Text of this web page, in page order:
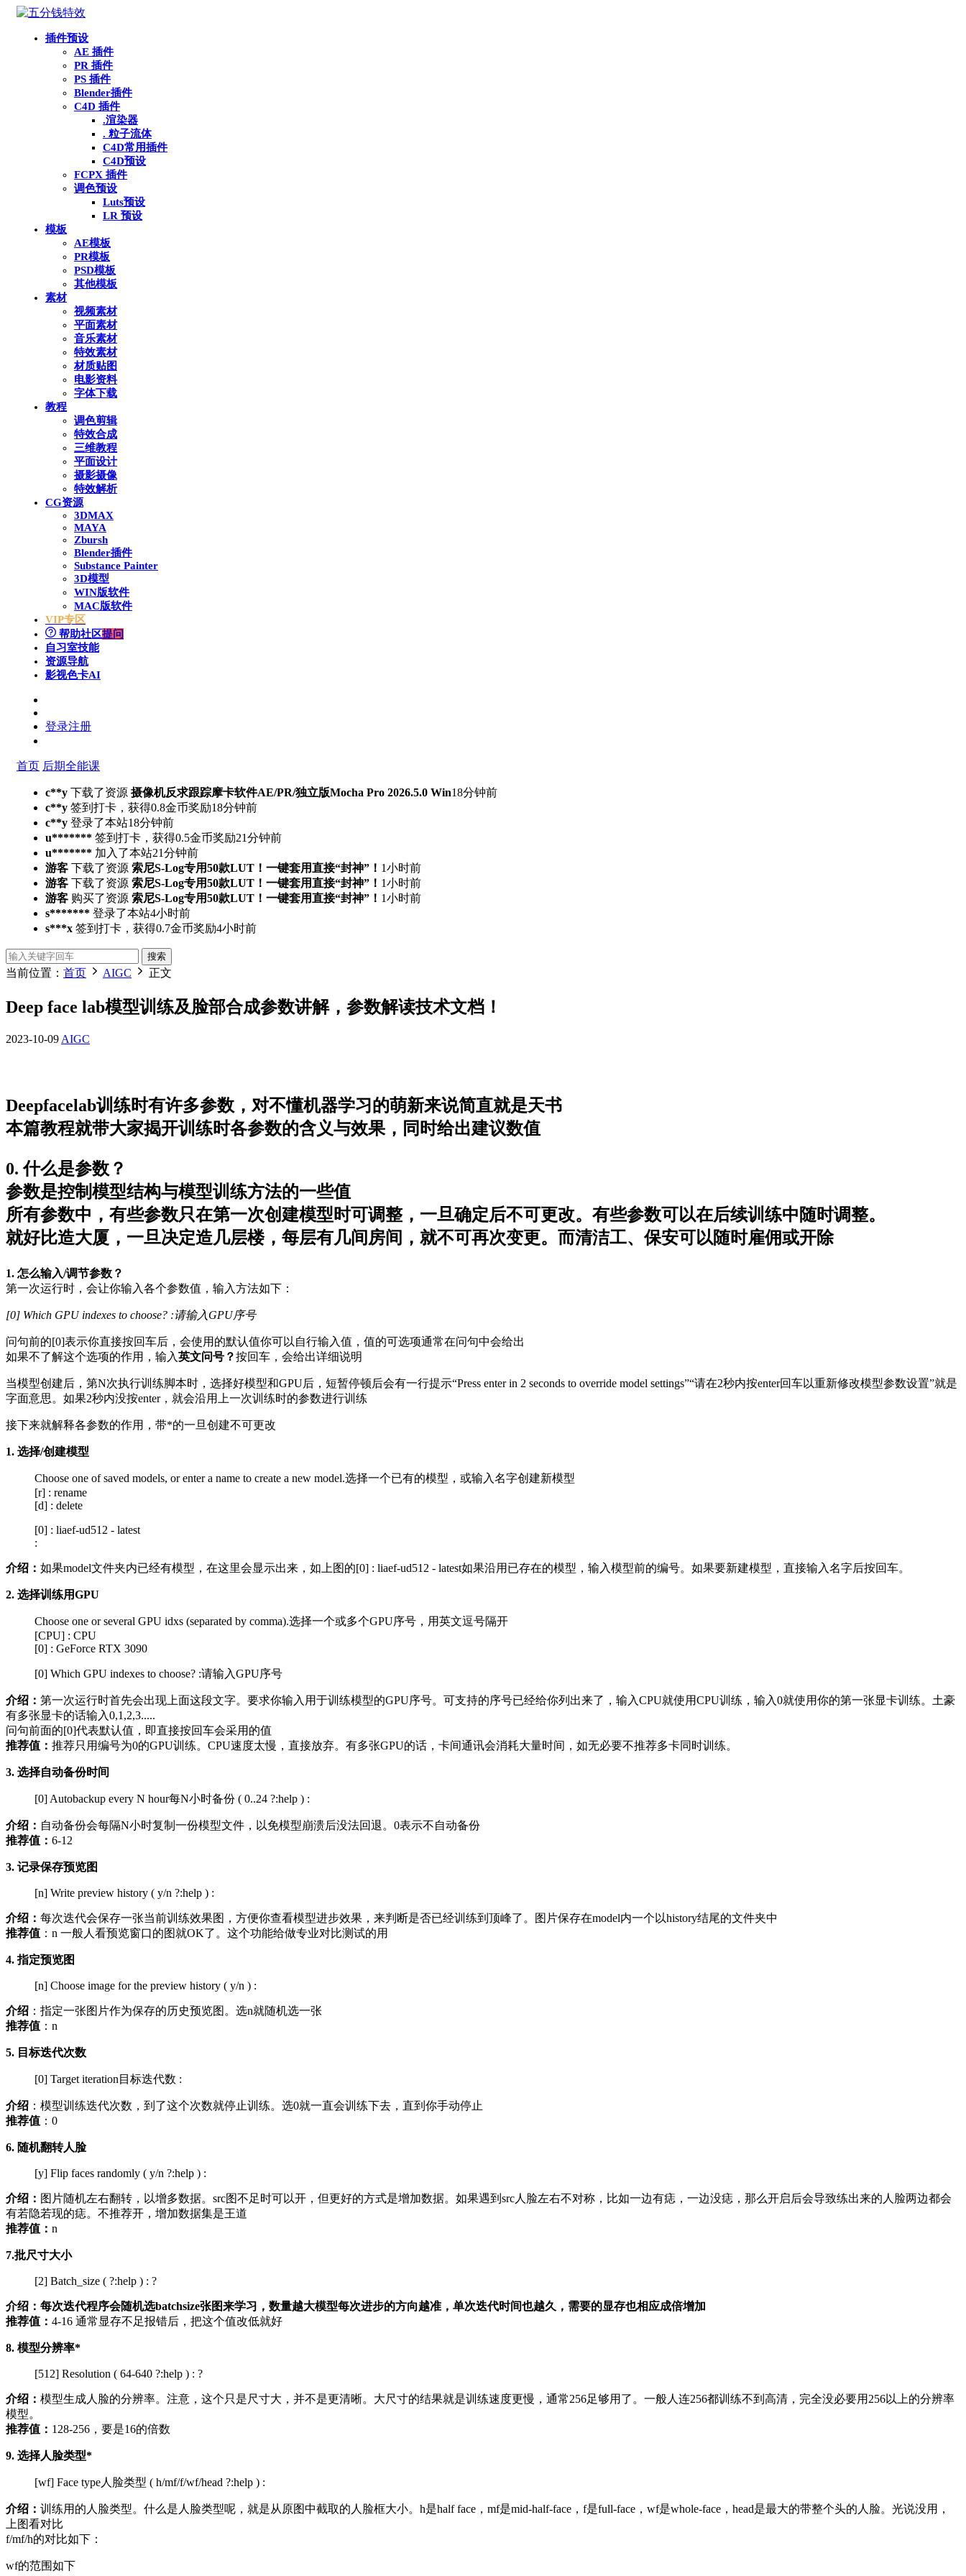
插件预设
AE 插件
PR 插件
PS 插件
Blender插件
C4D 插件
.渲染器
. 粒子流体
C4D常用插件
C4D预设
FCPX 插件
调色预设
Luts预设
LR 预设
模板
AE模板
PR模板
PSD模板
其他模板
素材
视频素材
平面素材
音乐素材
特效素材
材质贴图
电影资料
字体下载
教程
调色剪辑
特效合成
三维教程
平面设计
摄影摄像
特效解析
CG资源
3DMAX
MAYA
Zbursh
Blender插件
Substance Painter
3D模型
WIN版软件
MAC版软件
VIP专区
帮助社区提问
自习室技能
资源导航
影视色卡AI
登录注册
首页 后期全能课
c**y 下载了资源 摄像机反求跟踪摩卡软件AE/PR/独立版Mocha Pro 2026.5.0 Win18分钟前
c**y 签到打卡，获得0.8金币奖励18分钟前
c**y 登录了本站18分钟前
u******* 签到打卡，获得0.5金币奖励21分钟前
u******* 加入了本站21分钟前
游客 下载了资源 索尼S-Log专用50款LUT！一键套用直接“封神”！ 1小时前
游客 下载了资源 索尼S-Log专用50款LUT！一键套用直接“封神”！ 1小时前
游客 购买了资源 索尼S-Log专用50款LUT！一键套用直接“封神”！ 1小时前
s******* 登录了本站4小时前
s***x 签到打卡，获得0.7金币奖励4小时前
搜索
当前位置： 首页 AIGC 正文
Deep face lab模型训练及脸部合成参数讲解，参数解读技术文档！
2023-10-09 AIGC
Deepfacelab训练时有许多参数，对不懂机器学习的萌新来说简直就是天书
本篇教程就带大家揭开训练时各参数的含义与效果，同时给出建议数值
0. 什么是参数？
参数是控制模型结构与模型训练方法的一些值
所有参数中，有些参数只在第一次创建模型时可调整，一旦确定后不可更改。有些参数可以在后续训练中随时调整。
就好比造大厦，一旦决定造几层楼，每层有几间房间，就不可再次变更。而清洁工、保安可以随时雇佣或开除
1. 怎么输入/调节参数？
第一次运行时，会让你输入各个参数值，输入方法如下：
[0] Which GPU indexes to choose? :请输入GPU序号
问句前的[0]表示你直接按回车后，会使用的默认值你可以自行输入值，值的可选项通常在问句中会给出
如果不了解这个选项的作用，输入英文问号？按回车，会给出详细说明
当模型创建后，第N次执行训练脚本时，选择好模型和GPU后，短暂停顿后会有一行提示“Press enter in 2 seconds to override model settings”“请在2秒内按enter回车以重新修改模型参数设置”就是
字面意思。如果2秒内没按enter，就会沿用上一次训练时的参数进行训练
接下来就解释各参数的作用，带*的一旦创建不可更改
1. 选择/创建模型
Choose one of saved models, or enter a name to create a new model.选择一个已有的模型，或输入名字创建新模型
[r] : rename
[d] : delete
[0] : liaef-ud512 - latest
:
介绍： 如果model文件夹内已经有模型，在这里会显示出来，如上图的[0] : liaef-ud512 - latest如果沿用已存在的模型，输入模型前的编号。如果要新建模型，直接输入名字后按回车。
2. 选择训练用GPU
Choose one or several GPU idxs (separated by comma).选择一个或多个GPU序号，用英文逗号隔开
[CPU] : CPU
[0] : GeForce RTX 3090
[0] Which GPU indexes to choose? :请输入GPU序号
介绍： 第一次运行时首先会出现上面这段文字。要求你输入用于训练模型的GPU序号。可支持的序号已经给你列出来了，输入CPU就使用CPU训练，输入0就使用你的第一张显卡训练。土豪
有多张显卡的话输入0,1,2,3.....
问句前面的[0]代表默认值，即直接按回车会采用的值
推荐值： 推荐只用编号为0的GPU训练。CPU速度太慢，直接放弃。有多张GPU的话，卡间通讯会消耗大量时间，如无必要不推荐多卡同时训练。
3. 选择自动备份时间
[0] Autobackup every N hour每N小时备份 ( 0..24 ?:help ) :
介绍： 自动备份会每隔N小时复制一份模型文件，以免模型崩溃后没法回退。0表示不自动备份
推荐值： 6-12
3. 记录保存预览图
[n] Write preview history ( y/n ?:help ) :
介绍： 每次迭代会保存一张当前训练效果图，方便你查看模型进步效果，来判断是否已经训练到顶峰了。图片保存在model内一个以history结尾的文件夹中
推荐值 ：n 一般人看预览窗口的图就OK了。这个功能给做专业对比测试的用
4. 指定预览图
[n] Choose image for the preview history ( y/n ) :
介绍 ：指定一张图片作为保存的历史预览图。选n就随机选一张
推荐值 ：n
5. 目标迭代次数
[0] Target iteration目标迭代数 :
介绍 ：模型训练迭代次数，到了这个次数就停止训练。选0就一直会训练下去，直到你手动停止
推荐值 ：0
6. 随机翻转人脸
[y] Flip faces randomly ( y/n ?:help ) :
介绍： 图片随机左右翻转，以增多数据。src图不足时可以开，但更好的方式是增加数据。如果遇到src人脸左右不对称，比如一边有痣，一边没痣，那么开启后会导致练出来的人脸两边都会
有若隐若现的痣。不推荐开，增加数据集是王道
推荐值： n
7.批尺寸大小
[2] Batch_size ( ?:help ) : ?
介绍：每次迭代程序会随机选batchsize张图来学习，数量越大模型每次进步的方向越准，单次迭代时间也越久，需要的显存也相应成倍增加
推荐值： 4-16 通常显存不足报错后，把这个值改低就好
8. 模型分辨率*
[512] Resolution ( 64-640 ?:help ) : ?
介绍： 模型生成人脸的分辨率。注意，这个只是尺寸大，并不是更清晰。大尺寸的结果就是训练速度更慢，通常256足够用了。一般人连256都训练不到高清，完全没必要用256以上的分辨率
模型。
推荐值： 128-256，要是16的倍数
9. 选择人脸类型*
[wf] Face type人脸类型 ( h/mf/f/wf/head ?:help ) :
介绍： 训练用的人脸类型。什么是人脸类型呢，就是从原图中截取的人脸框大小。h是half face，mf是mid-half-face，f是full-face，wf是whole-face，head是最大的带整个头的人脸。光说没用，
上图看对比
f/mf/h的对比如下：
wf的范围如下